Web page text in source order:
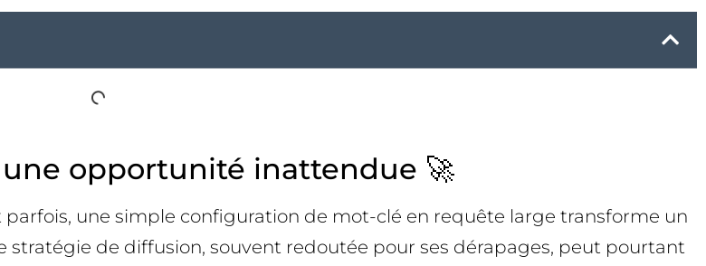
opportunité inattendue 🚀
une simple configuration de mot-clé en requête large transforme un
stratégie de diffusion, souvent redoutée pour ses dérapages, peut pourtant